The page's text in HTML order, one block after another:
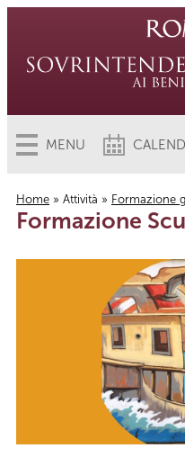
MENU
Tu sei qui
Home » Attività » Formazione
Formazione